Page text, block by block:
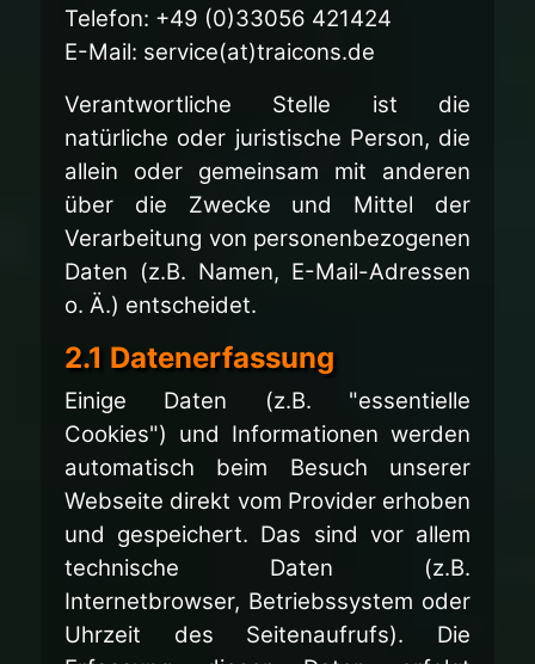
Telefon: +49 (0)33056 421424
E-Mail: service(at)traicons.de
Verantwortliche Stelle ist die
natürliche oder juristische Person, die
allein oder gemeinsam mit anderen
über die Zwecke und Mittel der
Verarbeitung von personenbezogenen
Daten (z.B. Namen, E-Mail-Adressen
o. Ä.) entscheidet.
2.1 Datenerfassung
Einige Daten (z.B. "essentielle
Cookies") und Informationen werden
automatisch beim Besuch unserer
Webseite direkt vom Provider erhoben
und gespeichert. Das sind vor allem
technische Daten (z.B.
Internetbrowser, Betriebssystem oder
Uhrzeit des Seitenaufrufs). Die